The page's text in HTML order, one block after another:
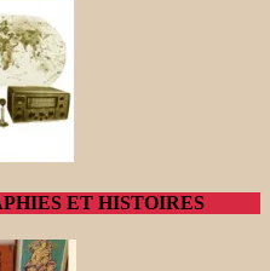
ET HISTOIRES